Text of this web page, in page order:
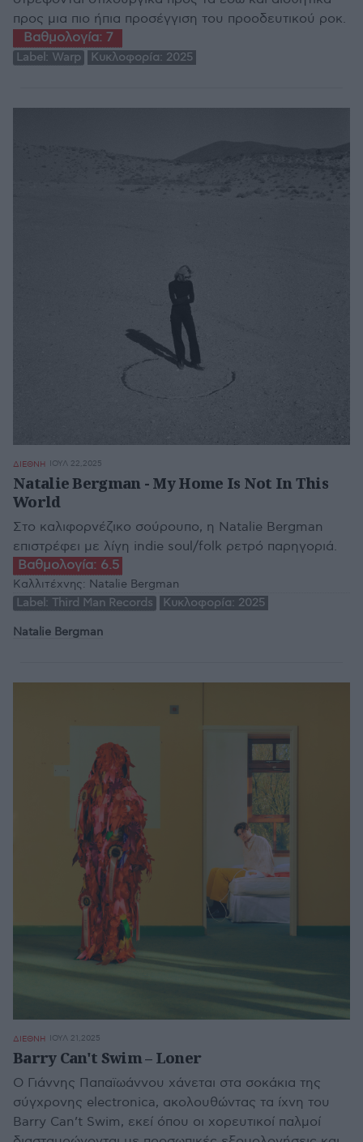
προς μια πιο ήπια προσέγγιση του προοδευτικού ροκ.
Βαθμολογία: 7
Label: Warp Κυκλοφορία: 2025
ΔΙΕΘΝΗ ΙΟΥΛ 22,2025
Natalie Bergman - My Home Is Not In This
World
Στο καλιφορνέζικο σούρουπο, η Natalie Bergman
επιστρέφει με λίγη indie soul/folk ρετρό παρηγοριά.
Βαθμολογία: 6.5
Καλλιτέχνης: Natalie Bergman
Label: Third Man Records Κυκλοφορία: 2025
Natalie Bergman
ΔΙΕΘΝΗ ΙΟΥΛ 21,2025
Barry Can't Swim – Loner
Ο Γιάννης Παπαϊωάννου χάνεται στα σοκάκια της
σύγχρονης electronica, ακολουθώντας τα ίχνη του
Barry Can’t Swim, εκεί όπου οι χορευτικοί παλμοί